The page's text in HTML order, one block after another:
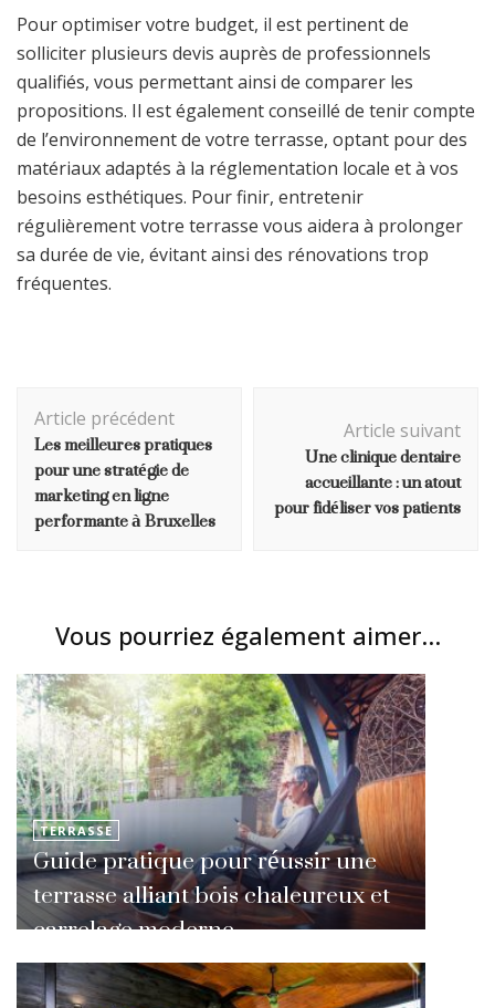
Pour optimiser votre budget, il est pertinent de
solliciter plusieurs devis auprès de professionnels
qualifiés, vous permettant ainsi de comparer les
propositions. Il est également conseillé de tenir compte
de l’environnement de votre terrasse, optant pour des
matériaux adaptés à la réglementation locale et à vos
besoins esthétiques. Pour finir, entretenir
régulièrement votre terrasse vous aidera à prolonger
sa durée de vie, évitant ainsi des rénovations trop
fréquentes.
d'article
Article précédent
Les meilleures pratiques
pour une stratégie de
marketing en ligne
performante à Bruxelles
Article suivant
Une clinique dentaire
accueillante : un atout
pour fidéliser vos patients
Vous pourriez également aimer...
TERRASSE
Guide pratique pour réussir une
terrasse alliant bois chaleureux et
carrelage moderne